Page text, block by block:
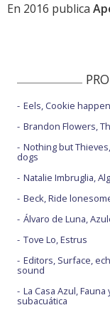
En 2016 publica
Eels, Cookie
Brandon Flowers,
Nothing but
dogs
Natalie Imbruglia,
Beck, Ride
Álvaro de Luna,
Tove Lo, Estrus
Editors, Surface,
sound
La Casa Azul, Fauna
subacuática